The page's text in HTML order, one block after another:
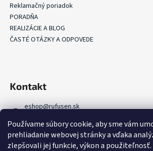
Používame súbory cookie, aby sme vám
prehliadanie webovej stránky a vďaka
zlepšovali jej funkcie, výkon a použiteľnosť.
Reklamačný poriadok
PORADŇA
REALIZÁCIE A BLOG
ČASTÉ OTÁZKY A ODPOVEDE
Kontakt
eshop@rufusen.sk
+421 907 336 918
FB Rufusen Zelená strecha